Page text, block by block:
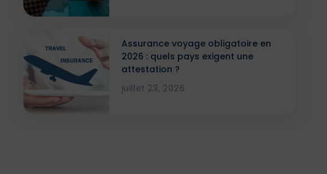
Assurance voyage obligatoire en
2026 : quels pays exigent une
attestation ?
juillet 23, 2026